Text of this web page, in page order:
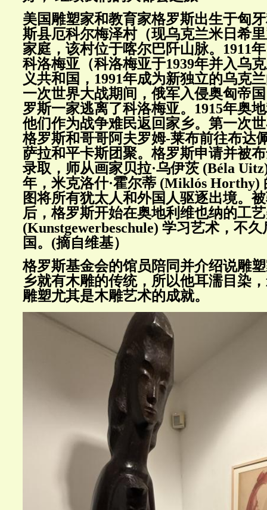
美国雕塑家和教育家格罗斯出生于匈
斯县厄科尔梅泽村（现乌克兰米日希
家庭，该村位于喀尔巴阡山脉。 1911
科洛梅亚（科洛梅亚于1939年并入乌
义共和国， 1991年成为新独立的乌克
一次世界大战期间，俄军入侵奥匈帝
罗斯一家逃离了科洛梅亚。 1915年奥
他们作为战争难民返回家乡。第一次
格罗斯和哥哥阿夫罗姆-莱布前往布达
萨拉和平卡斯团聚。格罗斯申请并被
录取，师从画家贝拉·乌伊茨 (Béla
年，米克洛什·霍尔蒂 (Miklós Horthy)
图将所有犹太人和外国人驱逐出境。
后，格罗斯开始在奥地利维也纳的工
(Kunstgewerbeschule) 学习艺术，不久
国。(摘自维基）
格罗斯基金会的馆员陪同并介绍说雕
乡就有木雕的传统，所以他耳濡目染
雕塑尤其是木雕艺术的成就。